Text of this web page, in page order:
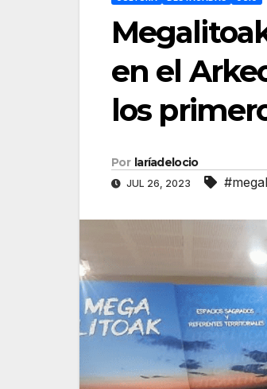
en el
los
Por laríadelocio
JUL 26, 2023